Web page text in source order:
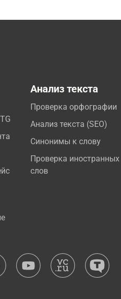
Анализ текста
Проверка орфографии
Анализ текста (SEO)
Синонимы к слову
Проверка иностранных
слов